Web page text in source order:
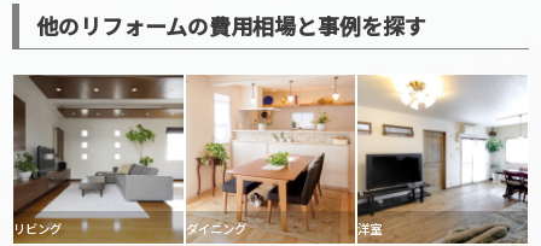
他のリフォームの費用相場と事例を探す
リビング ダイニング 洋室